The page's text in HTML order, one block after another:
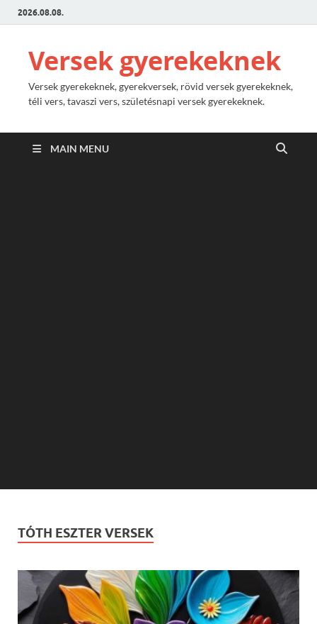
2026.08.08.
Versek gyerekeknek
Versek gyerekeknek, gyerekversek, rövid versek gyerekeknek,
téli vers, tavaszi vers, születésnapi versek gyerekeknek.
MAIN MENU
TÓTH ESZTER VERSEK